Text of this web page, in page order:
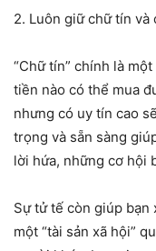
2. Luôn giữ chữ tín và
“Chữ tín” chính là
tiền nào có thể mua
nhưng có uy tín cao
trọng và sẵn sàng
lời hứa, những cơ hội
Sự tử tế còn giúp bạn
một “tài sản xã hội”